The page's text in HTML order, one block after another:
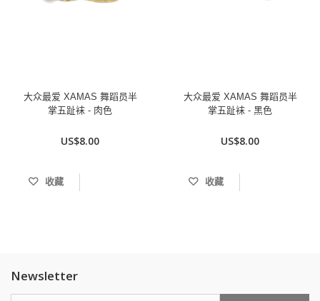
大众最爱 XAMAS 舞蹈员半
掌五趾袜 - 肉色
US$8.00
收藏
大众最爱 XAMAS 舞蹈员半
掌五趾袜 - 黑色
US$8.00
收藏
Newsletter